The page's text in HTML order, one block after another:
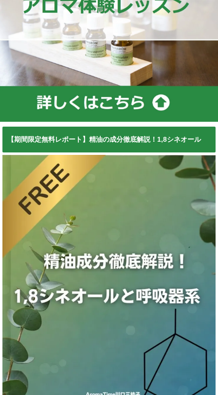
【期間限定無料レポート】精油の成分徹底解説！1,8シネオール